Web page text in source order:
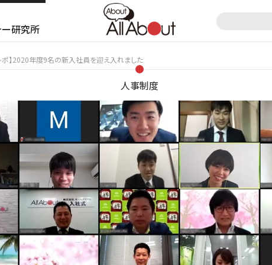
ー研究所
ポ】2020年度9名の新入社員を迎え入れました
人事制度